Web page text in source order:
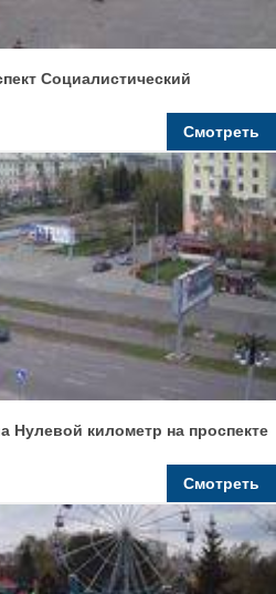
Социалистический
Смотреть
Нулевой километр на проспекте
Смотреть